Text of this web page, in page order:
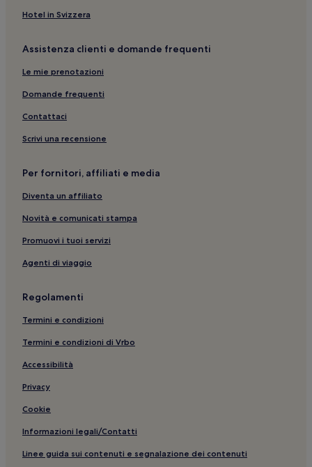
Lido di Camaiore: Hotel per famiglie
Passeggiata di Viareggio: hotel a 2 stelle
Marina di Pietrasanta: Hotel di lusso
Piazza Maria Luisa: hotel nelle vicinanze
Pietrasanta: hotel a 4 stelle
Pietrasanta: Appartamenti
Passeggiata di Viareggio: Resort e hotel con spa nelle
vicinanze
Viareggio: hotel a 4 stelle
Cittadella del Carnevale: hotel nelle vicinanze
Passeggiata di Viareggio: Hotel LGBTQIA+ nelle vicinanze
Marina di Pietrasanta: Hotel con cucina
Duomo di Pietrasanta: hotel nelle vicinanze
Spiaggia di Viareggio: Appartamenti
Hotel in Svizzera
Assistenza clienti e domande frequenti
Le mie prenotazioni
Domande frequenti
Contattaci
Scrivi una recensione
Per fornitori, affiliati e media
Diventa un affiliato
Novità e comunicati stampa
Promuovi i tuoi servizi
Agenti di viaggio
Regolamenti
Termini e condizioni
Termini e condizioni di Vrbo
Accessibilità
Privacy
Cookie
Informazioni legali/Contatti
Linee guida sui contenuti e segnalazione dei contenuti